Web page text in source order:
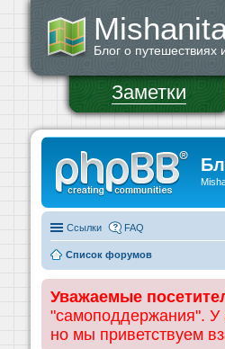
Блог о путешествиях
Заметки
Ссылки FAQ
Список форумов
Уважаемые
"самоподдержания". У
но мы приветствуем